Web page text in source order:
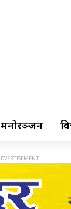
मनोरञ्जन